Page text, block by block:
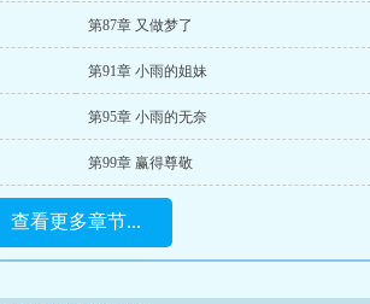
第87章 又做梦了
第91章 小雨的姐妹
第95章 小雨的无奈
第99章 赢得尊敬
查看更多章节...